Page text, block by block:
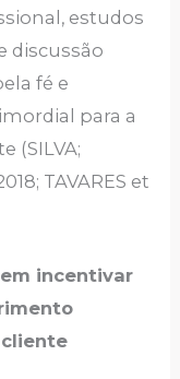
estudos
discussão
fé e
para a
(SILVA;
TAVARES et
incentivar